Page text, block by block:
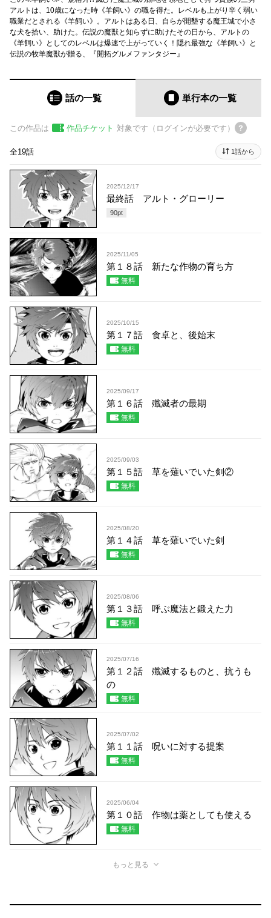
アルトは、10歳になった時《羊飼い》の職を得た。レベルも上がり辛く弱い
職業だとされる《羊飼い》。アルトはある日、自らが開墾する魔王城で小さ
な犬を拾い、助けた。伝説の魔獣と知らずに助けたその日から、アルトの
《羊飼い》としてのレベルは爆速で上がっていく！隠れ最強な《羊飼い》と
伝説の牧羊魔獣が贈る、『開拓グルメファンタジー』
話の一覧 単行本の一覧
この作品は 作品チケット 対象です（ログインが必要です）
全19話 1話から
2025/12/17
最終話 アルト・グローリー
90pt
2025/11/05
第１８話 新たな作物の育ち方
無料
2025/10/15
第１７話 食卓と、後始末
無料
2025/09/17
第１６話 殲滅者の最期
無料
2025/09/03
第１５話 草を薙いでいた剣②
無料
2025/08/20
第１４話 草を薙いでいた剣
無料
2025/08/06
第１３話 呼ぶ魔法と鍛えた力
無料
2025/07/16
第１２話 殲滅するものと、抗うも
の
無料
2025/07/02
第１１話 呪いに対する提案
無料
2025/06/04
第１０話 作物は薬としても使える
無料
もっと見る